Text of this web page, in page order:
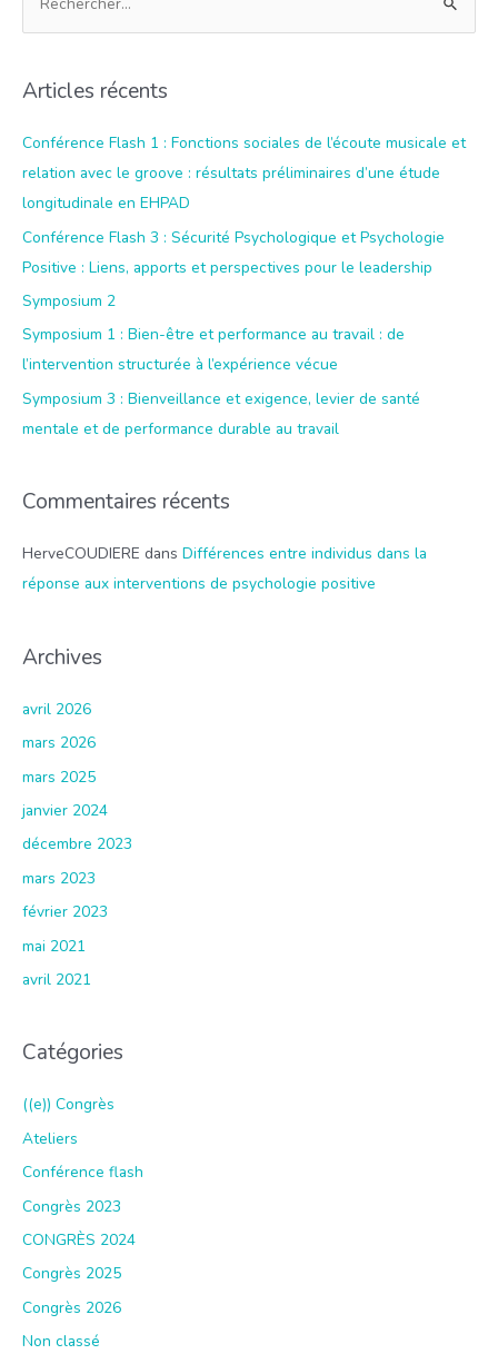
h
r
c
h
e
r
Articles récents
Conférence Flash 1 : Fonctions sociales de l’écoute musicale et
relation avec le groove : résultats préliminaires d’une étude
longitudinale en EHPAD
Conférence Flash 3 : Sécurité Psychologique et Psychologie
Positive : Liens, apports et perspectives pour le leadership
Symposium 2
Symposium 1 : Bien-être et performance au travail : de
l’intervention structurée à l’expérience vécue
Symposium 3 : Bienveillance et exigence, levier de santé
mentale et de performance durable au travail
Commentaires récents
HerveCOUDIERE dans Différences entre individus dans la
réponse aux interventions de psychologie positive
Archives
avril 2026
mars 2026
mars 2025
janvier 2024
décembre 2023
mars 2023
février 2023
mai 2021
avril 2021
Catégories
((e)) Congrès
Ateliers
Conférence flash
Congrès 2023
CONGRÈS 2024
Congrès 2025
Congrès 2026
Non classé